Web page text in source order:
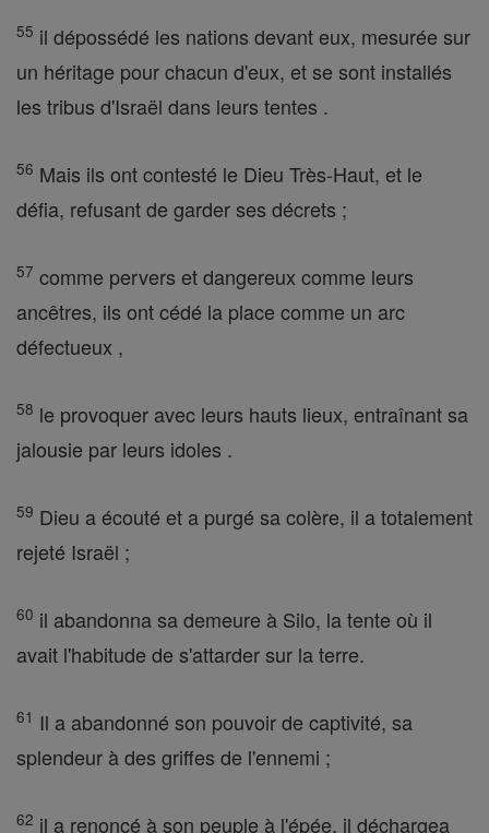
55 il dépossédé les nations devant eux, mesurée sur
un héritage pour chacun d'eux, et se sont installés
les tribus d'Israël dans leurs tentes .
56 Mais ils ont contesté le Dieu Très-Haut, et le
défia, refusant de garder ses décrets ;
57 comme pervers et dangereux comme leurs
ancêtres, ils ont cédé la place comme un arc
défectueux ,
58 le provoquer avec leurs hauts lieux, entraînant sa
jalousie par leurs idoles .
59 Dieu a écouté et a purgé sa colère, il a totalement
rejeté Israël ;
60 il abandonna sa demeure à Silo, la tente où il
avait l'habitude de s'attarder sur la terre.
61 Il a abandonné son pouvoir de captivité, sa
splendeur à des griffes de l'ennemi ;
62 il a renoncé à son peuple à l'épée, il déchargea